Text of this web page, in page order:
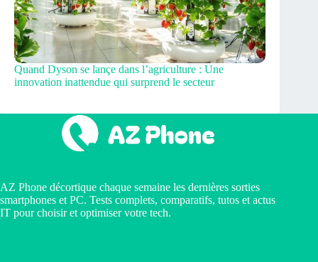
Quand Dyson se lançe dans l’agriculture : Une
innovation inattendue qui surprend le secteur
AZ Phone décortique chaque semaine les dernières sorties
smartphones et PC. Tests complets, comparatifs, tutos et actus
IT pour choisir et optimiser votre tech.